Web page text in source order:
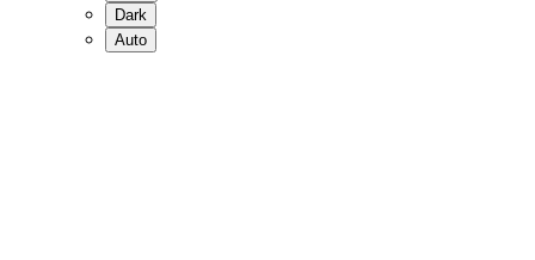
Dark
Auto